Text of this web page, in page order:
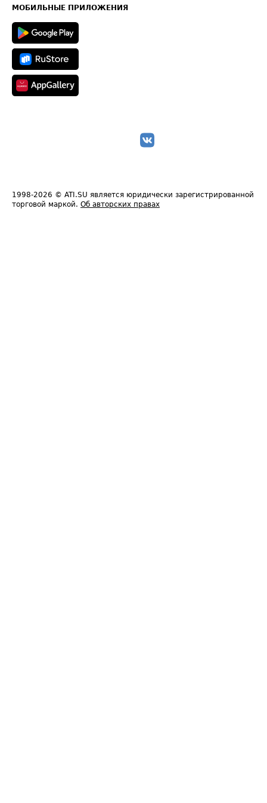
Техническая информация
МОБИЛЬНЫЕ ПРИЛОЖЕНИЯ
1998-2026 © ATI.SU является юридически зарегистрированной
торговой маркой. Об авторских правах